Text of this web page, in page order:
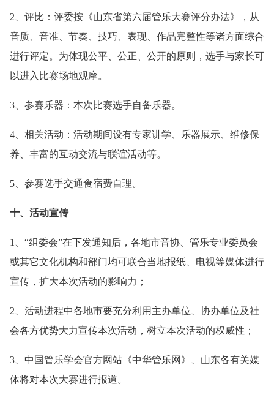
2、评比：评委按《山东省第六届管乐大赛评分办法》，从
音质、音准、节奏、技巧、表现、作品完整性等诸方面综合
进行评定。为体现公平、公正、公开的原则，选手与家长可
以进入比赛场地观摩。
3、参赛乐器：本次比赛选手自备乐器。
4、相关活动：活动期间设有专家讲学、乐器展示、维修保
养、丰富的互动交流与联谊活动等。
5、参赛选手交通食宿费自理。
十、活动宣传
1、“组委会”在下发通知后，各地市音协、管乐专业委员会
或其它文化机构和部门均可联合当地报纸、电视等媒体进行
宣传，扩大本次活动的影响力；
2、活动进程中各地市要充分利用主办单位、协办单位及社
会各方优势大力宣传本次活动，树立本次活动的权威性；
3、中国管乐学会官方网站《中华管乐网》、山东各有关媒
体将对本次大赛进行报道。